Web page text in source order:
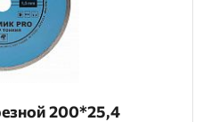
200*25,4